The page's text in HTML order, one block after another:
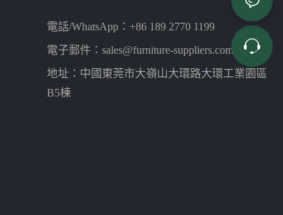
電話/WhatsApp：+86 189 2770 1199
電子郵件： sales@furniture-suppliers.com
地址：中國東莞市大嶺山大環路大環工業園區
B5棟